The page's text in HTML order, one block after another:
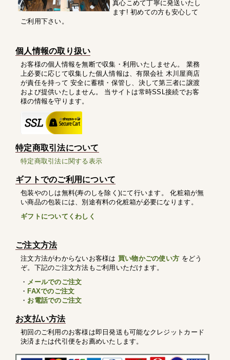
真心こめて丁寧に発送いたし
ます! 初めての方も安心して
ご利用下さい。
個人情報の取り扱い
お客様の個人情報を無断で収集・利用いたしません。 業務
上必要に応じて収集した個人情報は、有限会社 木川屋商店
が責任を持って 安全に蓄積・保管し、決して第三者に譲渡
および提供いたしません。 当サイトは常時SSL接続でお客
様の情報を守ります。
特定商取引法について
特定商取引法に関する表示
ギフトでのご利用について
包装やのしは無料(寿のしを除く)にて行います。 化粧箱が無
い商品の包装には、別途有料の化粧箱が必要になります。
ギフトについてくわしく
ご注文方法
注文方法がわからないお客様は 買い物かごの使い方 をどう
ぞ。下記のご注文方法もご利用いただけます。
・ メールでのご注文
・ FAXでのご注文
・ お電話でのご注文
お支払い方法
初回のご利用のお客様は即日発送も可能なクレジットカード
決済または代引便をお薦めいたします。